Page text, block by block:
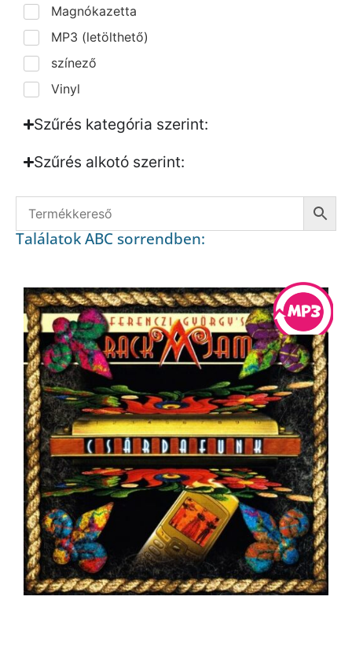
Magnókazetta
MP3 (letölthető)
színező
Vinyl
Szűrés kategória szerint:
Szűrés alkotó szerint:​
Találatok ABC sorrendben: